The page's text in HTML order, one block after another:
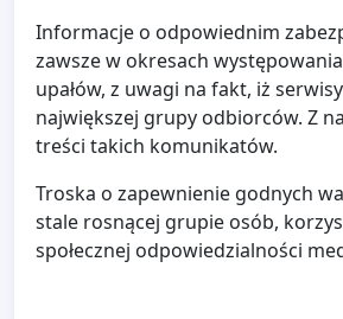
Informacje o odpowiednim
zawsze w okresach
upałów, z uwagi na fakt, iż
największej grupy odbiorców. Z
treści takich komunikatów.
Troska o zapewnienie godnych
stale rosnącej grupie osób,
społecznej odpowiedzialności